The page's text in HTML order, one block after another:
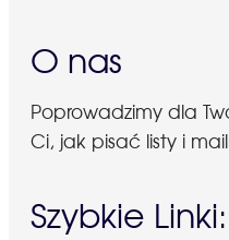
O nas
Poprowadzimy dla
Ci, jak pisać listy i
Szybkie Linki: